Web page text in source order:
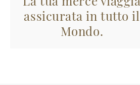
assicurata in tutto il
Mondo.